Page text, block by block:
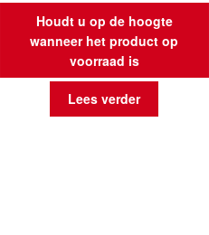
Houdt u op de hoogte
wanneer het product op
voorraad is
Lees verder